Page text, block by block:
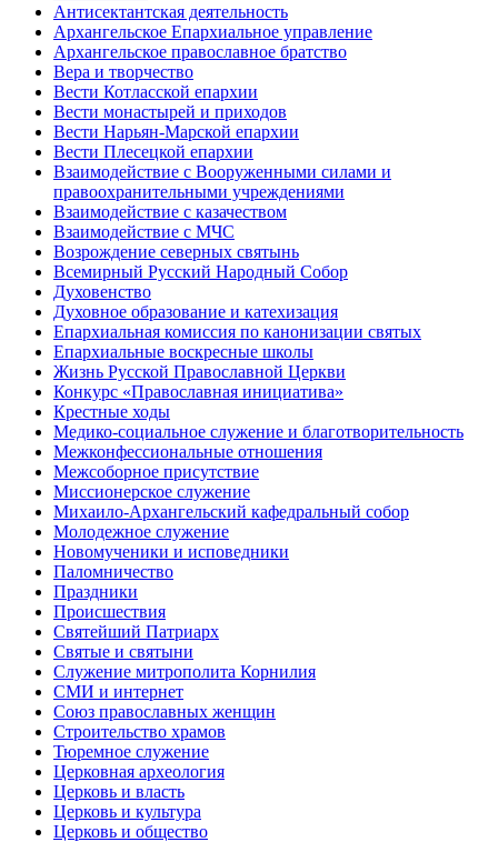
Антисектантская деятельность
Архангельское Епархиальное управление
Архангельское православное братство
Вера и творчество
Вести Котласской епархии
Вести монастырей и приходов
Вести Нарьян-Марской епархии
Вести Плесецкой епархии
Взаимодействие с Вооруженными силами и
правоохранительными учреждениями
Взаимодействие с казачеством
Взаимодействие с МЧС
Возрождение северных святынь
Всемирный Русский Народный Собор
Духовенство
Духовное образование и катехизация
Епархиальная комиссия по канонизации святых
Епархиальные воскресные школы
Жизнь Русской Православной Церкви
Конкурс «Православная инициатива»
Крестные ходы
Медико-социальное служение и благотворительность
Межконфессиональные отношения
Межсоборное присутствие
Миссионерское служение
Михаило-Архангельский кафедральный собор
Молодежное служение
Новомученики и исповедники
Паломничество
Праздники
Происшествия
Святейший Патриарх
Святые и святыни
Служение митрополита Корнилия
СМИ и интернет
Союз православных женщин
Строительство храмов
Тюремное служение
Церковная археология
Церковь и власть
Церковь и культура
Церковь и общество